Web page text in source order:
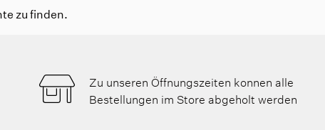
zu finden.
Zu unseren Öffnungszeiten konnen alle
Bestellungen im Store abgeholt werden